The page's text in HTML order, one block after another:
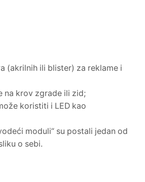
(akrilnih ili blister) za reklame i
na krov zgrade ili zid;
koristiti i LED kao
moduli“ su postali jedan od
o sebi.